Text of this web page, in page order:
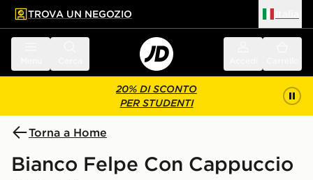
principale
a fondo pagina
TROVA UN NEGOZIO
20% DI SCONTO
PER STUDENTI
Torna a Home
Bianco Felpe Con Cappuccio